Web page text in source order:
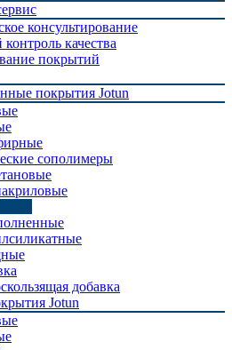
консультирование
качества
покрытий
покрытия Jotun
сополимеры
добавка
Jotun